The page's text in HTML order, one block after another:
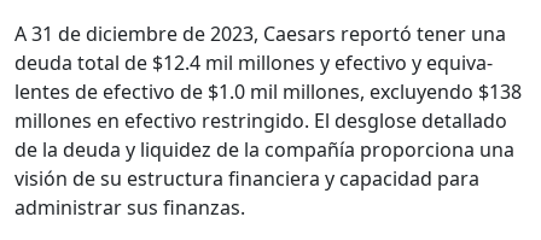
A 31 de diciem­bre de 2023, Cae­sars reportó ten­er una
deu­da total de $12.4 mil mil­lones y efec­ti­vo y equiv­a­
lentes de efec­ti­vo de $1.0 mil mil­lones, excluyen­do $138
mil­lones en efec­ti­vo restringi­do. El des­glose detal­la­do
de la deu­da y liq­uidez de la com­pañía pro­por­ciona una
visión de su estruc­tura financiera y capaci­dad para
admin­is­trar sus finan­zas.